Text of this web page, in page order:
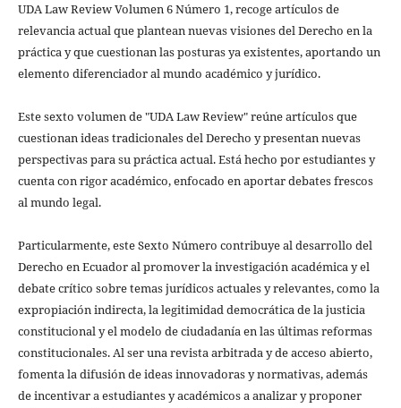
UDA Law Review Volumen 6 Número 1, recoge artículos de
relevancia actual que plantean nuevas visiones del Derecho en la
práctica y que cuestionan las posturas ya existentes, aportando un
elemento diferenciador al mundo académico y jurídico.
Este sexto volumen de "UDA Law Review" reúne artículos que
cuestionan ideas tradicionales del Derecho y presentan nuevas
perspectivas para su práctica actual. Está hecho por estudiantes y
cuenta con rigor académico, enfocado en aportar debates frescos
al mundo legal.
Particularmente, este Sexto Número contribuye al desarrollo del
Derecho en Ecuador al promover la investigación académica y el
debate crítico sobre temas jurídicos actuales y relevantes, como la
expropiación indirecta, la legitimidad democrática de la justicia
constitucional y el modelo de ciudadanía en las últimas reformas
constitucionales. Al ser una revista arbitrada y de acceso abierto,
fomenta la difusión de ideas innovadoras y normativas, además
de incentivar a estudiantes y académicos a analizar y proponer